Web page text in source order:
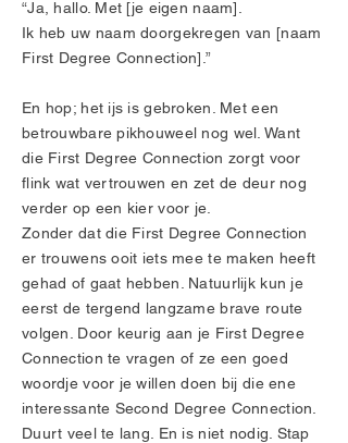
“Ja, hallo. Met [je eigen naam].
Ik heb uw naam doorgekregen van [naam
First Degree Connection].”
En hop; het ijs is gebroken. Met een
betrouwbare pikhouweel nog wel. Want
die First Degree Connection zorgt voor
flink wat vertrouwen en zet de deur nog
verder op een kier voor je.
Zonder dat die First Degree Connection
er trouwens ooit iets mee te maken heeft
gehad of gaat hebben. Natuurlijk kun je
eerst de tergend langzame brave route
volgen. Door keurig aan je First Degree
Connection te vragen of ze een goed
woordje voor je willen doen bij die ene
interessante Second Degree Connection.
Duurt veel te lang. En is niet nodig. Stap